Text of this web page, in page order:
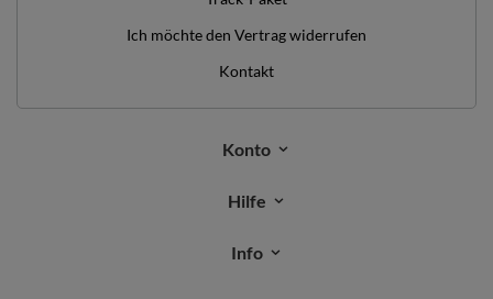
Ich möchte den Vertrag widerrufen
Kontakt
Konto
Hilfe
Info